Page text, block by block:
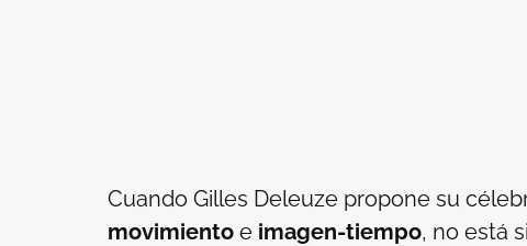
Cuando Gilles Deleuze propone su
movimientoe imagen-tiempo, no está